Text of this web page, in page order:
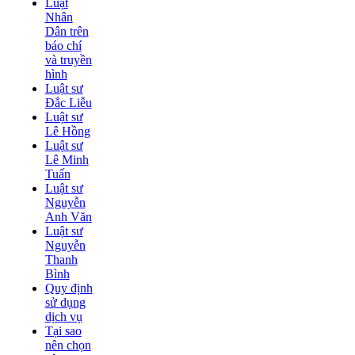
Luật
Nhân
Dân trên
báo chí
và truyền
hình
Luật sư
Đắc Liễu
Luật sư
Lê Hồng
Luật sư
Lê Minh
Tuấn
Luật sư
Nguyễn
Anh Văn
Luật sư
Nguyễn
Thanh
Bình
Quy định
sử dụng
dịch vụ
Tại sao
nên chọn